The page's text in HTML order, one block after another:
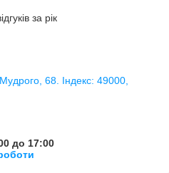
за рік
68. Індекс: 49000,
до 17:00